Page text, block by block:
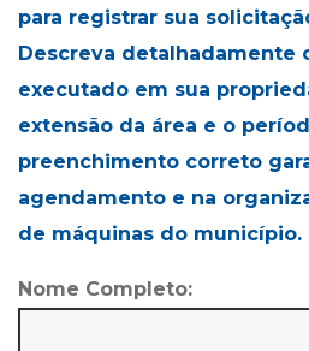
para registrar sua
Descreva detalhadamente
executado em sua
extensão da área e o
preenchimento correto
agendamento e na
de máquinas do município.
Nome Completo: